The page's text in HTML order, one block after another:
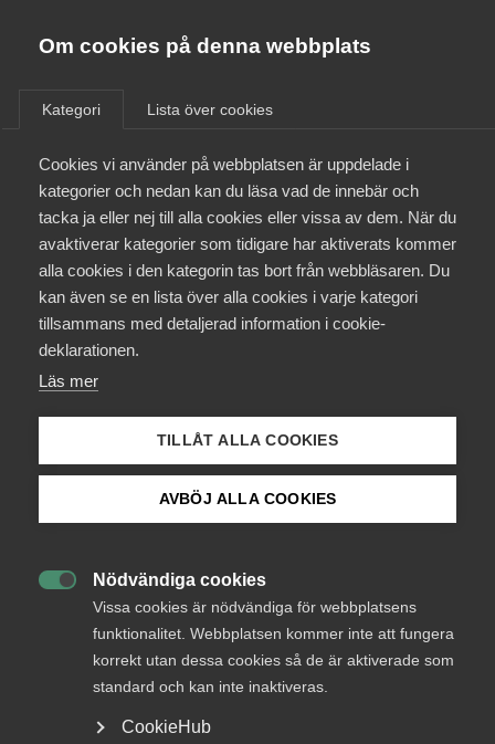
Om cookies på denna webbplats
Kategori Lista över cookies
Cookies vi använder på webbplatsen är uppdelade i
kategorier och nedan kan du läsa vad de innebär och
tacka ja eller nej till alla cookies eller vissa av dem. När du
avaktiverar kategorier som tidigare har aktiverats kommer
alla cookies i den kategorin tas bort från webbläsaren. Du
kan även se en lista över alla cookies i varje kategori
tillsammans med detaljerad information i cookie-
deklarationen.
Läs mer
TILLÅT ALLA COOKIES
AVBÖJ ALLA COOKIES
Nödvändiga cookies
Vissa cookies är nödvändiga för webbplatsens
funktionalitet. Webbplatsen kommer inte att fungera
korrekt utan dessa cookies så de är aktiverade som
standard och kan inte inaktiveras.
CookieHub
Almega Utbildning
Innovations­företagen
Kompetens­företagen
Medie­företagen
Säkerhets­företagen
Tåg­företagen
Om Almega
Aktuellt
Medlemskapet
Mina sidor
Kurser & utbildningar
Logga in på Arbetsgivarguiden
Sök på almega.se
Ann Öberg, vd på Almega
Almegas vd: ”Jag förväntar
mig att parterna bjuds in”
Okategoriserade 13 juni 2023